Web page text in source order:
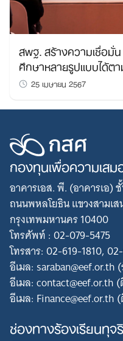
สพฐ. สร้างความเชื่อมั่น
ศึกษาหลายรูปแบบได้ต
25 เมษายน 2567
กองทุนเพื่อความเส
อาคารเอส. พี. (อาคารเอ)
ถนนพหลโยธิน แขวงสามเ
กรุงเทพมหานคร 10400
โทรศัพท์ : 02-079-5475
โทรสาร: 02-619-1810,
อีเมล: saraban@eef.or.th
อีเมล: contact@eef.or.th
อีเมล:
ช่องทางร้องเรียนทุจ